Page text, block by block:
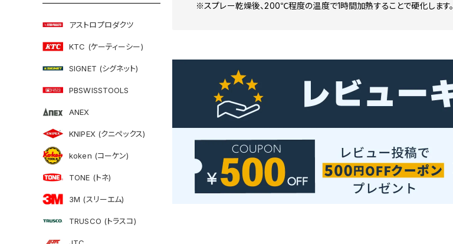
アストロプロダクツ
KTC (ケーティーシー)
SIGNET (シグネット)
PBSWISSTOOLS
ANEX
KNIPEX (クニペックス)
koken (コーケン)
TONE (トネ)
3M (スリーエム)
TRUSCO (トラスコ)
※スプレー乾燥後、200℃程度の温度で1時間加熱することで硬化します。